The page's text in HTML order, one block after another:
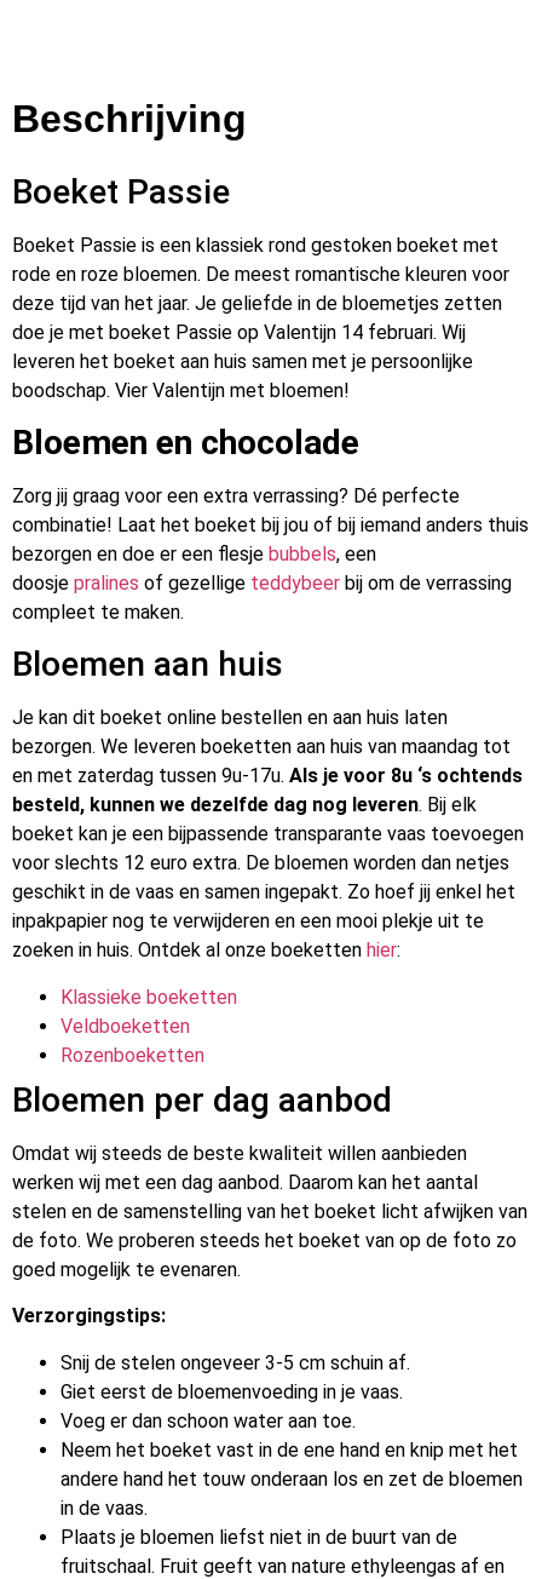
Beschrijving
Boeket Passie
Boeket Passie is een klassiek rond gestoken boeket met
rode en roze bloemen. De meest romantische kleuren voor
deze tijd van het jaar. Je geliefde in de bloemetjes zetten
doe je met boeket Passie op Valentijn 14 februari. Wij
leveren het boeket aan huis samen met je persoonlijke
boodschap. Vier Valentijn met bloemen!
Bloemen en chocolade
Zorg jij graag voor een extra verrassing? Dé perfecte
combinatie! Laat het boeket bij jou of bij iemand anders thuis
bezorgen en doe er een flesje bubbels, een
doosje pralines of gezellige teddybeer bij om de verrassing
compleet te maken.
Bloemen aan huis
Je kan dit boeket online bestellen en aan huis laten
bezorgen. We leveren boeketten aan huis van maandag tot
en met zaterdag tussen 9u-17u. Als je voor 8u ‘s ochtends
besteld, kunnen we dezelfde dag nog leveren. Bij elk
boeket kan je een bijpassende transparante vaas toevoegen
voor slechts 12 euro extra. De bloemen worden dan netjes
geschikt in de vaas en samen ingepakt. Zo hoef jij enkel het
inpakpapier nog te verwijderen en een mooi plekje uit te
zoeken in huis. Ontdek al onze boeketten hier:
Klassieke boeketten
Veldboeketten
Rozenboeketten
Bloemen per dag aanbod
Omdat wij steeds de beste kwaliteit willen aanbieden
werken wij met een dag aanbod. Daarom kan het aantal
stelen en de samenstelling van het boeket licht afwijken van
de foto. We proberen steeds het boeket van op de foto zo
goed mogelijk te evenaren.
Verzorgingstips:
Snij de stelen ongeveer 3-5 cm schuin af.
Giet eerst de bloemenvoeding in je vaas.
Voeg er dan schoon water aan toe.
Neem het boeket vast in de ene hand en knip met het
andere hand het touw onderaan los en zet de bloemen
in de vaas.
Plaats je bloemen liefst niet in de buurt van de
fruitschaal. Fruit geeft van nature ethyleengas af en